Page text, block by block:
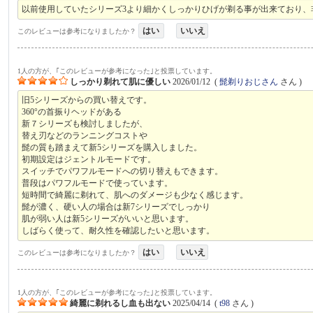
以前使用していたシリーズ3より細かくしっかりひげが剃る事が出来ており、
このレビューは参考になりましたか？ はい いいえ
1人の方が、｢このレビューが参考になった｣と投票しています。
しっかり剃れて肌に優しい 2026/01/12 (髭剃りおじさん さん )
旧5シリーズからの買い替えです。
360°の首振りヘッドがある
新７シリーズも検討しましたが、
替え刃などのランニングコストや
髭の質も踏まえて新5シリーズを購入しました。
初期設定はジェントルモードです。
スイッチでパワフルモードへの切り替えもできます。
普段はパワフルモードで使っています。
短時間で綺麗に剃れて、肌へのダメージも少なく感じます。
髭が濃く、硬い人の場合は新7シリーズでしっかり
肌が弱い人は新5シリーズがいいと思います。
しばらく使って、耐久性を確認したいと思います。
このレビューは参考になりましたか？ はい いいえ
1人の方が、｢このレビューが参考になった｣と投票しています。
綺麗に剃れるし血も出ない 2025/04/14 (t98 さん )